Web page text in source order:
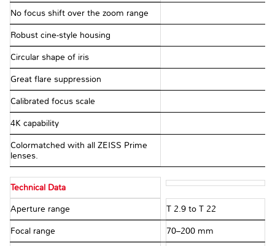
No focus shift over the zoom range
Robust cine-style housing
Circular shape of iris
Great flare suppression
Calibrated focus scale
4K capability
Colormatched with all ZEISS Prime
lenses.
Technical Data
Aperture range T 2.9 to T 22
Focal range 70–200 mm